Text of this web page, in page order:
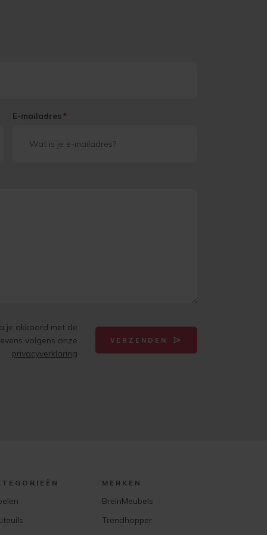
E-mailadres *
je akkoord met de
volgens onze
privacyverklaring
VERZENDEN
MERKEN
BreinMeubels
Trendhopper